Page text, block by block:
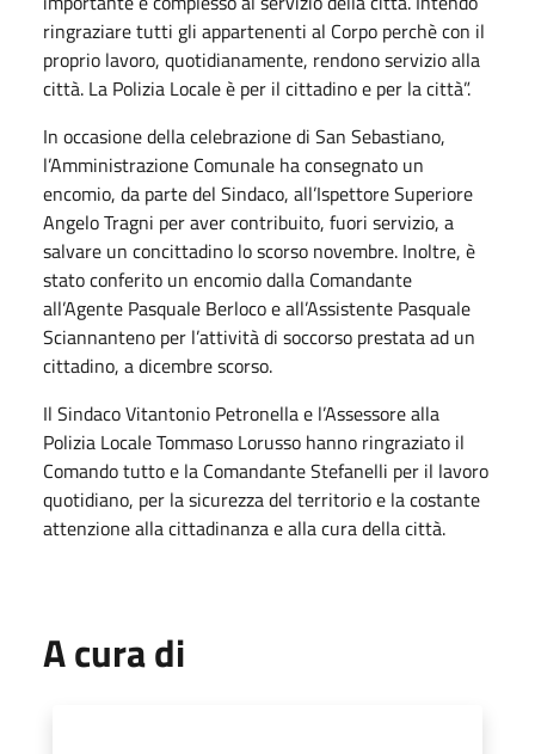
ringraziare tutti gli appartenenti al Corpo perchè con il
proprio lavoro, quotidianamente, rendono servizio alla
città. La Polizia Locale è per il cittadino e per la città”.
In occasione della celebrazione di San Sebastiano,
l’Amministrazione Comunale ha consegnato un
encomio, da parte del Sindaco, all’Ispettore Superiore
Angelo Tragni per aver contribuito, fuori servizio, a
salvare un concittadino lo scorso novembre. Inoltre, è
stato conferito un encomio dalla Comandante
all’Agente Pasquale Berloco e all’Assistente Pasquale
Sciannanteno per l’attività di soccorso prestata ad un
cittadino, a dicembre scorso.
Il Sindaco Vitantonio Petronella e l’Assessore alla
Polizia Locale Tommaso Lorusso hanno ringraziato il
Comando tutto e la Comandante Stefanelli per il lavoro
quotidiano, per la sicurezza del territorio e la costante
attenzione alla cittadinanza e alla cura della città.
A cura di